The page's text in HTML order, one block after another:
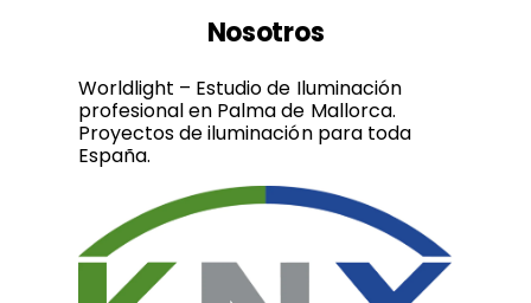
Nosotros
Worldlight – Estudio de Iluminación
profesional en Palma de Mallorca.
Proyectos de iluminación para toda
España.